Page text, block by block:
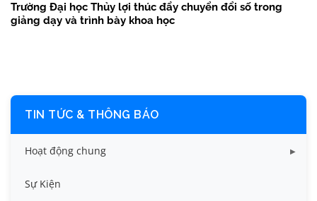
Trường Đại học Thủy lợi thúc đẩy chuyển đổi số trong
giảng dạy và trình bày khoa học
TIN TỨC & THÔNG BÁO
Hoạt động chung
Tin công tác sinh viên
Sự Kiện